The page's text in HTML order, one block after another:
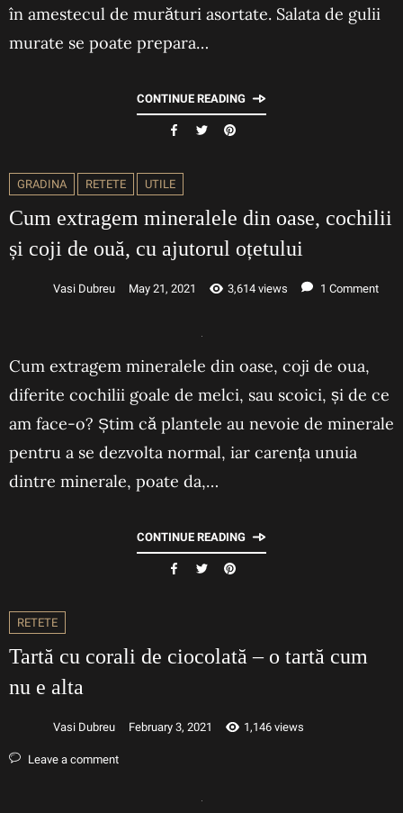
în amestecul de murături asortate. Salata de gulii
murate se poate prepara…
CONTINUE READING
GRADINA RETETE UTILE
Cum extragem mineralele din oase, cochilii
și coji de ouă, cu ajutorul oțetului
Vasi Dubreu May 21, 2021 3,614 views 1 Comment
Cum extragem mineralele din oase, coji de oua,
diferite cochilii goale de melci, sau scoici, și de ce
am face-o? Știm că plantele au nevoie de minerale
pentru a se dezvolta normal, iar carența unuia
dintre minerale, poate da,…
CONTINUE READING
RETETE
Tartă cu corali de ciocolată – o tartă cum
nu e alta
Vasi Dubreu February 3, 2021 1,146 views
Leave a comment